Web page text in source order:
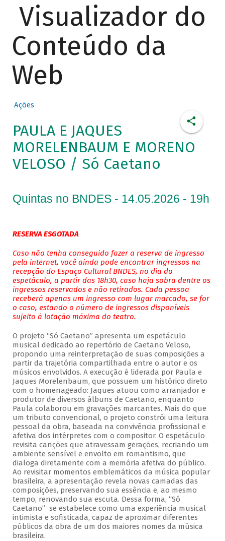
Visualizador do
Conteúdo da
Web
Ações
PAULA E JAQUES
MORELENBAUM E MORENO
VELOSO / Só Caetano
Quintas no BNDES - 14.05.2026 - 19h
RESERVA ESGOTADA
Caso não tenha conseguido fazer a reserva de ingresso
pela internet, você ainda pode encontrar ingressos na
recepção do Espaço Cultural BNDES, no dia do
espetáculo, a partir das 18h30, caso haja sobra dentre os
ingressos reservados e não retirados. Cada pessoa
receberá apenas um ingresso com lugar marcado, se for
o caso, estando o número de ingressos disponíveis
sujeito à lotação máxima do teatro.
O projeto “Só Caetano” apresenta um espetáculo
musical dedicado ao repertório de Caetano Veloso,
propondo uma reinterpretação de suas composições a
partir da trajetória compartilhada entre o autor e os
músicos envolvidos. A execução é liderada por Paula e
Jaques Morelenbaum, que possuem um histórico direto
com o homenageado: Jaques atuou como arranjador e
produtor de diversos álbuns de Caetano, enquanto
Paula colaborou em gravações marcantes. Mais do que
um tributo convencional, o projeto constrói uma leitura
pessoal da obra, baseada na convivência profissional e
afetiva dos intérpretes com o compositor. O espetáculo
revisita canções que atravessam gerações, recriando um
ambiente sensível e envolto em romantismo, que
dialoga diretamente com a memória afetiva do público.
Ao revisitar momentos emblemáticos da música popular
brasileira, a apresentação revela novas camadas das
composições, preservando sua essência e, ao mesmo
tempo, renovando sua escuta. Dessa forma, “Só
Caetano” se estabelece como uma experiência musical
intimista e sofisticada, capaz de aproximar diferentes
públicos da obra de um dos maiores nomes da música
brasileira.